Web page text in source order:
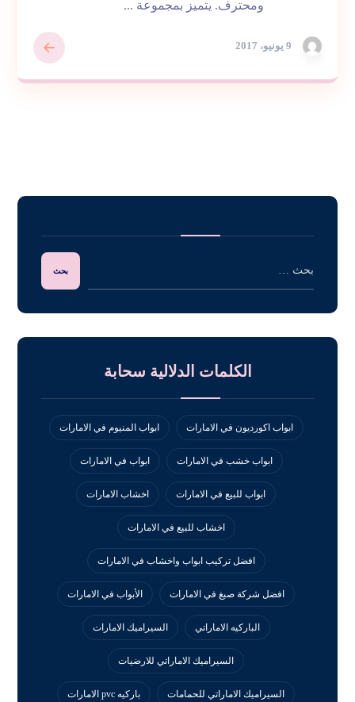
9 يونيو، 2017
ومحترف. يتميز بمجموعة ...
الكلمات الدلالية سحابة
ابواب اكورديون في الامارات ابواب المنيوم في الامارات
ابواب خشب في الامارات ابواب في الامارات
ابواب للبيع في الامارات اخشاب الامارات
اخشاب للبيع في الامارات
افضل تركيب ابواب واخشاب في الامارات
افضل شركة صبغ في الامارات الأبواب في الامارات
الباركيه الاماراتي السيراميك الامارات
السيراميك الاماراتي للارضيات
السيراميك الاماراتي للحمامات باركيه pvc الامارات